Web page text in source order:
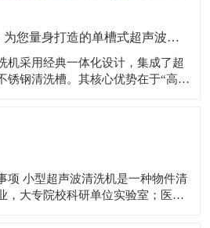
专业高效，精准洁净：为您量身打造的单槽式超声波清洗解决方案
机采用经典一体化设计，集成了超
锈钢清洗槽。其核心优势在于“高效
等各类污染物。设备操作极其简
、设置时间与
物件清
，大专院校科研单位实验室；医